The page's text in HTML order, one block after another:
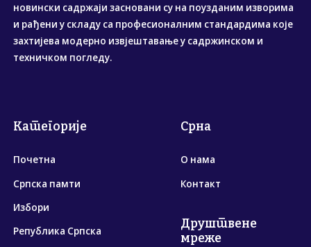
новински садржаји засновани су на поузданим изворима
и рађени у складу са професионалним стандардима које
захтијева модерно извјештавање у садржинском и
техничком погледу.
Категорије
Почетна
Српска памти
Избори
Република Српска
Срна
О нама
Контакт
Друштвене
мреже